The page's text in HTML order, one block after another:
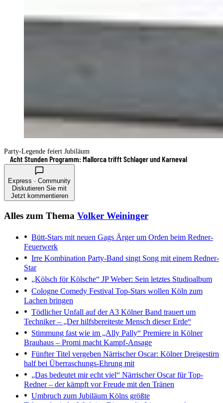
Party-Legende feiert Jubiläum
Acht Stunden Programm: Mallorca trifft Schlager und Karneval
Express · Community
Diskutieren Sie mit
Jetzt kommentieren
Alles zum Thema Volker Weininger
Bütt-Stars mit neuen Gags Ärger um Orden beim Redner-
Feuerwerk
Irre Kombination Party-Band singt Song mit einem Redner-
Star
„Kölsch för Kölsche“ JP Weber: Sein letztes Studioalbum
Cologne Comedy Festival Top-Stars wollen Köln zum
Lachen bringen
Tödlicher Unfall auf der A3 Kölner Band trauert um
Techniker – „Der hilfsbereiteste Mensch dieser Erde“
Stimmung fast wie im „Ally Pally“ Premiere in Kölner
Brauhaus – Promi macht Kampf-Ansage
Fünfter Titel vergeben Närrischer Oscar: Kölner Dreigestirn
half bei Überraschungs-Ehrung mit
„Das bedeutet mir echt viel“ Närrischer Oscar für Top-
Redner – der kämpft vor Freude mit den Tränen
Umbruch zum Jubiläum Kölns größte